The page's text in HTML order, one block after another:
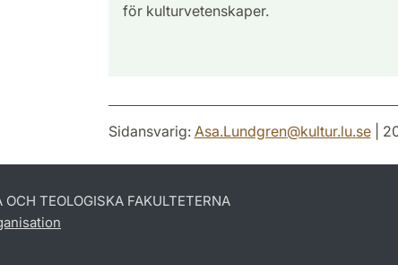
för kulturvetenskaper.
Sidansvarig: Asa.Lundgren@kultur.lu.se|
TEOLOGISKA FAKULTETERNA